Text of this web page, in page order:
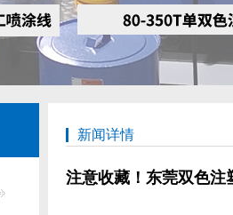
新闻详情
注意收藏！东莞双色注